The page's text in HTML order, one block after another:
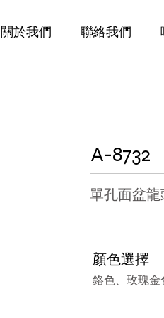
關於我們 聯絡我們
A-8732
單孔面盆龍
顏色選擇
鉻色、玫瑰金